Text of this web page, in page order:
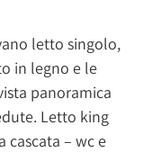
letto singolo,
in legno e le
panoramica
Letto king
cascata – wc e